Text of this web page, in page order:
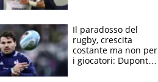
prove”
Il paradosso del
rugby, crescita
costante ma non per
i giocatori: Dupont